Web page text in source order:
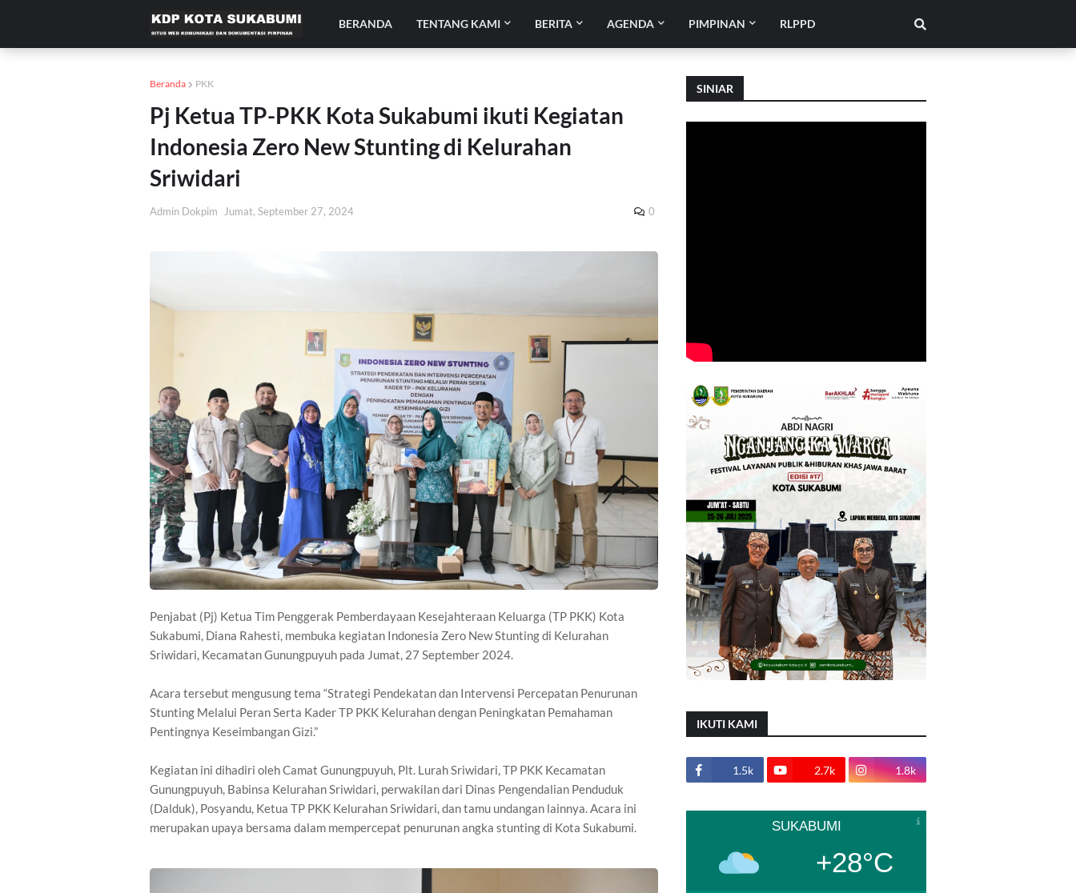
BERANDA TENTANG KAMI BERITA AGENDA PIMPINAN RLPPD
Beranda PKK
Pj Ketua TP-PKK Kota Sukabumi ikuti Kegiatan
Indonesia Zero New Stunting di Kelurahan
Sriwidari
Admin Dokpim Jumat, September 27, 2024 0
Penjabat (Pj) Ketua Tim Penggerak Pemberdayaan Kesejahteraan Keluarga (TP PKK) Kota
Sukabumi, Diana Rahesti, membuka kegiatan Indonesia Zero New Stunting di Kelurahan
Sriwidari, Kecamatan Gunungpuyuh pada Jumat, 27 September 2024.
Acara tersebut mengusung tema “Strategi Pendekatan dan Intervensi Percepatan Penurunan
Stunting Melalui Peran Serta Kader TP PKK Kelurahan dengan Peningkatan Pemahaman
Pentingnya Keseimbangan Gizi.”
Kegiatan ini dihadiri oleh Camat Gunungpuyuh, Plt. Lurah Sriwidari, TP PKK Kecamatan
Gunungpuyuh, Babinsa Kelurahan Sriwidari, perwakilan dari Dinas Pengendalian Penduduk
(Dalduk), Posyandu, Ketua TP PKK Kelurahan Sriwidari, dan tamu undangan lainnya. Acara ini
merupakan upaya bersama dalam mempercepat penurunan angka stunting di Kota Sukabumi.
SINIAR
IKUTI KAMI
1.5k 2.7k 1.8k
SUKABUMI
+28°C